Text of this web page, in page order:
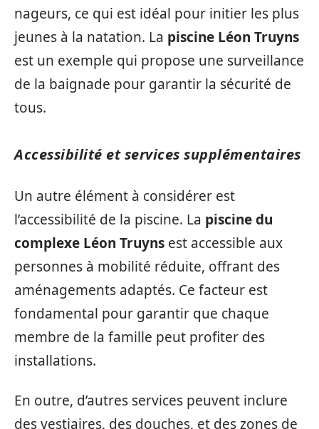
nageurs, ce qui est idéal pour initier les plus
jeunes à la natation. La piscine Léon Truyns
est un exemple qui propose une surveillance
de la baignade pour garantir la sécurité de
tous.
Accessibilité et services supplémentaires
Un autre élément à considérer est
l’accessibilité de la piscine. La piscine du
complexe Léon Truyns est accessible aux
personnes à mobilité réduite, offrant des
aménagements adaptés. Ce facteur est
fondamental pour garantir que chaque
membre de la famille peut profiter des
installations.
En outre, d’autres services peuvent inclure
des vestiaires, des douches, et des zones de